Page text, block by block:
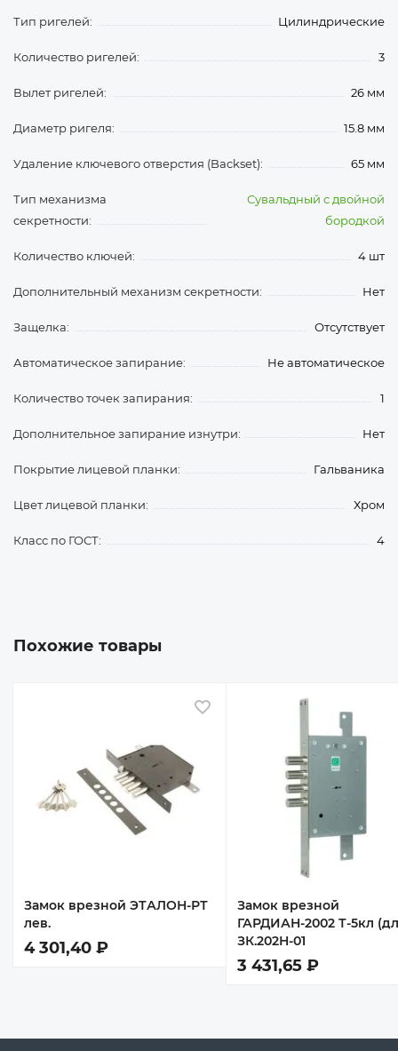
Тип ригелей: Цилиндрические
Количество ригелей: 3
Вылет ригелей: 26 мм
Диаметр ригеля: 15.8 мм
Удаление ключевого отверстия (Backset): 65 мм
Тип механизма
секретности:
Сувальдный с двойной
бородкой
Количество ключей: 4 шт
Дополнительный механизм секретности: Нет
Защелка: Отсутствует
Автоматическое запирание: Не автоматическое
Количество точек запирания: 1
Дополнительное запирание изнутри: Нет
Покрытие лицевой планки: Гальваника
Цвет лицевой планки: Хром
Класс по ГОСТ: 4
Похожие товары
Замок врезной ЭТАЛОН-РТ
лев.
4 301,40 ₽
В избранное
Замок врезной
ГАРДИАН-2002 Т-5кл
ЗК.202Н-01
3 431,65 ₽